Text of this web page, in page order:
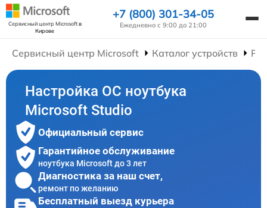
Сервисный центр Microsoftв
Кирове
+7 (800) 301-34-05
Ежедневно с 9:00 до 21:00
Сервисный центр Microsoft Каталог устройств
Настройка ОС ноутбука
Microsoft Studio
Официальный сервис
Гарантийное обслуживание
ноутбука Microsoft до 3 лет
Диагностика за наш счет,
ремонт по желанию
Бесплатный выезд курьера